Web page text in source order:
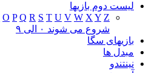
لیست دوم بازیها
O P Q R S T U V W XY Z
شروع می شوند ۰ الی ۹
بازیهای سگا
مبدل ها
نینتندو